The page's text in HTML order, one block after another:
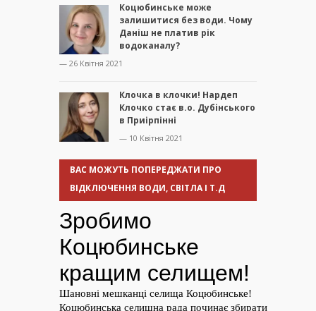
Коцюбинське може
залишитися без води. Чому
Даніш не платив рік
водоканалу?
— 26 Квітня 2021
Клочка в клочки! Нардеп
Клочко стає в.о. Дубінського
в Приірпінні
— 10 Квітня 2021
ВАС МОЖУТЬ ПОПЕРЕДЖАТИ ПРО
ВІДКЛЮЧЕННЯ ВОДИ, СВІТЛА І Т.Д